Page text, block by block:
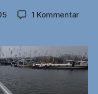
1 Kommentarzu